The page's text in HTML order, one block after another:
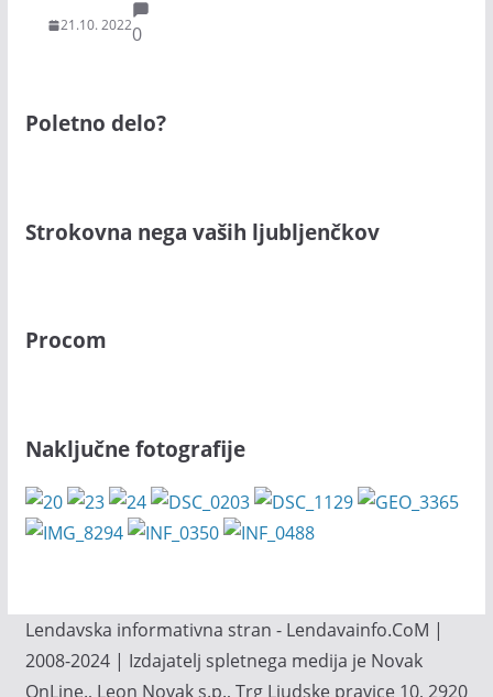
21.10. 20220
Poletno delo?
Strokovna nega vaših ljubljenčkov
Procom
Naključne fotografije
Lendavska informativna stran - Lendavainfo.CoM |
2008-2024 | Izdajatelj spletnega medija je Novak
OnLine., Leon Novak s.p., Trg Ljudske pravice 10, 2920